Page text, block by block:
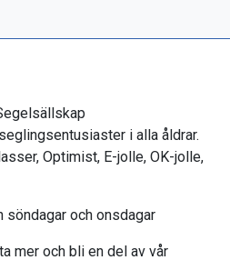
i alla åldrar.
Optimist, E-jolle, OK-jolle,
söndagar och onsdagar
mer och bli en del av vår